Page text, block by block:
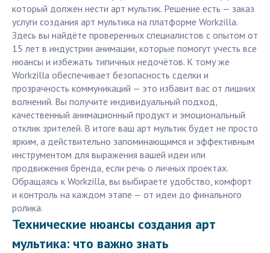
который должен нести арт мультик. Решение есть — заказ
услуги создания арт мультика на платформе Workzilla.
Здесь вы найдёте проверенных специалистов с опытом от
15 лет в индустрии анимации, которые помогут учесть все
нюансы и избежать типичных недочётов. К тому же
Workzilla обеспечивает безопасность сделки и
прозрачность коммуникаций — это избавит вас от лишних
волнений. Вы получите индивидуальный подход,
качественный анимационный продукт и эмоциональный
отклик зрителей. В итоге ваш арт мультик будет не просто
ярким, а действительно запоминающимся и эффективным
инструментом для выражения вашей идеи или
продвижения бренда, если речь о личных проектах.
Обращаясь к Workzilla, вы выбираете удобство, комфорт
и контроль на каждом этапе — от идеи до финального
ролика.
Технические нюансы создания арт
мультика: что важно знать